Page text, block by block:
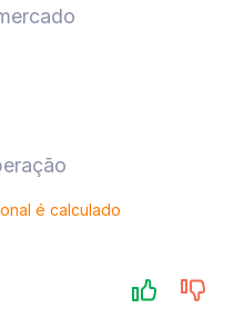
é calculado